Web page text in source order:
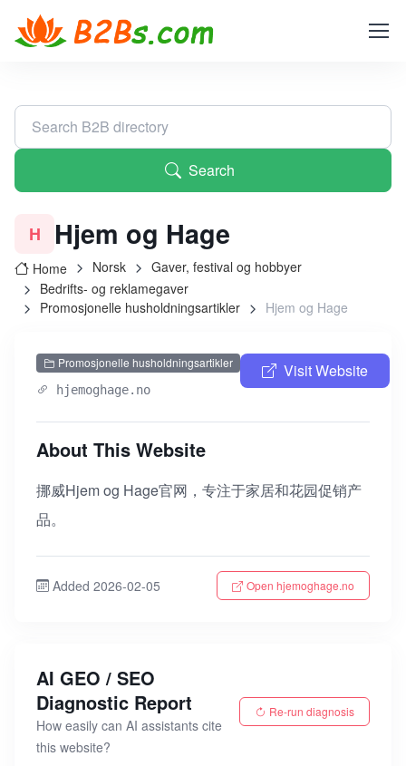
Search
H Hjem og Hage
Home Norsk
Gaver, festival og hobbyer
Bedrifts- og reklamegaver
Promosjonelle husholdningsartikler
Hjem og Hage
Promosjonelle husholdningsartikler
hjemoghage.no
Visit Website
About This Website
挪威Hjem og Hage官网，专注于家居和花园促销产
品。
Added 2026-02-05 Open hjemoghage.no
AI GEO / SEO
Diagnostic Report
How easily can AI assistants cite
this website?
Re-run diagnosis